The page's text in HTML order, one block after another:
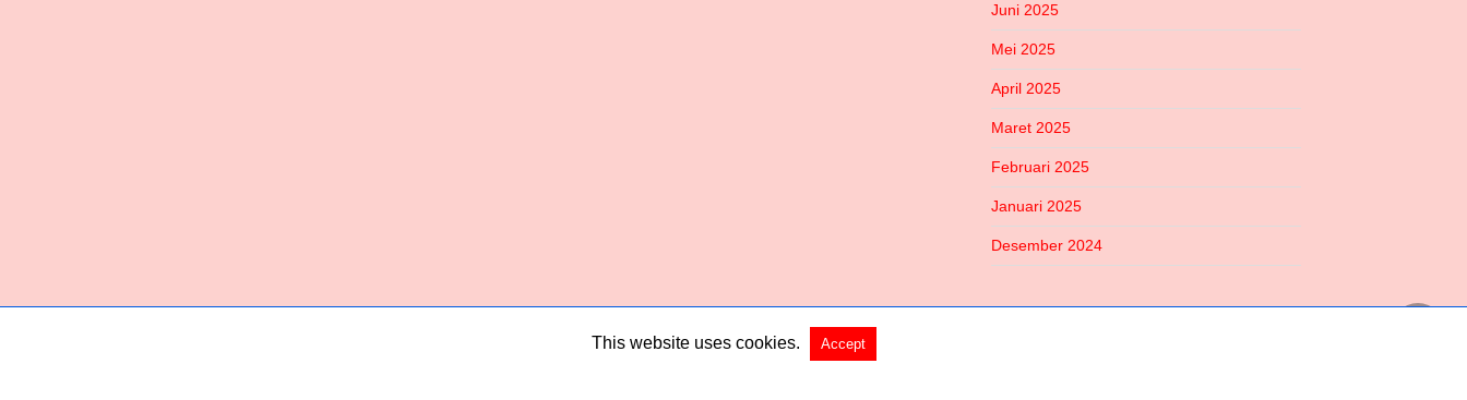
Juni 2025
Mei 2025
April 2025
Maret 2025
Februari 2025
Januari 2025
Desember 2024
Copyright @ 2026 Habered All Rights Reserved
This website uses cookies. Accept